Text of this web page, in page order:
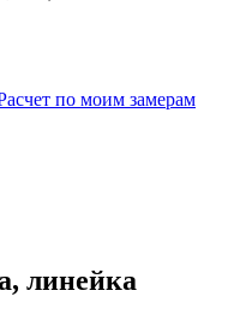
по моим замерам
линейка